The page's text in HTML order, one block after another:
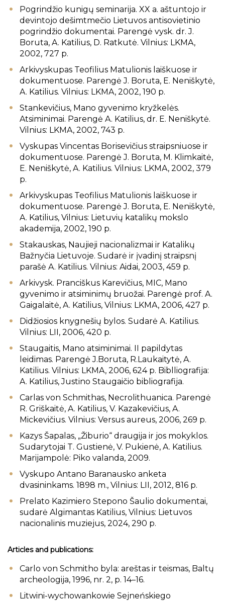
Pogrindžio kunigų seminarija. XX a. aštuntojo ir
devintojo dešimtmečio Lietuvos antisovietinio
pogrindžio dokumentai. Parengė vysk. dr. J.
Boruta, A. Katilius, D. Ratkutė. Vilnius: LKMA,
2002, 727 p.
Arkivyskupas Teofilius Matulionis laiškuose ir
dokumentuose. Parengė J. Boruta, E. Neniškytė,
A. Katilius. Vilnius: LKMA, 2002, 190 p.
Stankevičius, Mano gyvenimo kryžkelės.
Atsiminimai. Parengė A. Katilius, dr. E. Neniškytė.
Vilnius: LKMA, 2002, 743 p.
Vyskupas Vincentas Borisevičius straipsniuose ir
dokumentuose. Parengė J. Boruta, M. Klimkaitė,
E. Neniškytė, A. Katilius. Vilnius: LKMA, 2002, 379
p.
Arkivyskupas Teofilius Matulionis laiškuose ir
dokumentuose. Parengė J. Boruta, E. Neniškytė,
A. Katilius, Vilnius: Lietuvių katalikų mokslo
akademija, 2002, 190 p.
Stakauskas, Naujieji nacionalizmai ir Katalikų
Bažnyčia Lietuvoje. Sudarė ir įvadinį straipsnį
parašė A. Katilius. Vilnius: Aidai, 2003, 459 p.
Arkivysk. Pranciškus Karevičius, MIC, Mano
gyvenimo ir atsiminimų bruožai. Parengė prof. A.
Gaigalaitė, A. Katilius, Vilnius: LKMA, 2006, 427 p.
Didžiosios knygnešių bylos. Sudarė A. Katilius.
Vilnius: LII, 2006, 420 p.
Staugaitis, Mano atsiminimai. II papildytas
leidimas. Parengė J.Boruta, R.Laukaitytė, A.
Katilius. Vilnius: LKMA, 2006, 624 p. Biblliografija:
A. Katilius, Justino Staugaičio bibliografija.
Carlas von Schmithas, Necrolithuanica. Parengė
R. Griškaitė, A. Katilius, V. Kazakevičius, A.
Mickevičius. Vilnius: Versus aureus, 2006, 269 p.
Kazys Šapalas, „Žiburio“ draugija ir jos mokyklos.
Sudarytojai T. Gustienė, V. Pukienė, A. Katilius.
Marijampolė: Piko valanda, 2009.
Vyskupo Antano Baranausko anketa
dvasininkams. 1898 m., Vilnius: LII, 2012, 816 p.
Prelato Kazimiero Stepono Šaulio dokumentai,
sudarė Algimantas Katilius, Vilnius: Lietuvos
nacionalinis muziejus, 2024, 290 p.
Articles and publications:
Carlo von Schmitho byla: areštas ir teismas, Baltų
archeologija, 1996, nr. 2, p. 14–16.
Litwini-wychowankowie Sejneńskiego